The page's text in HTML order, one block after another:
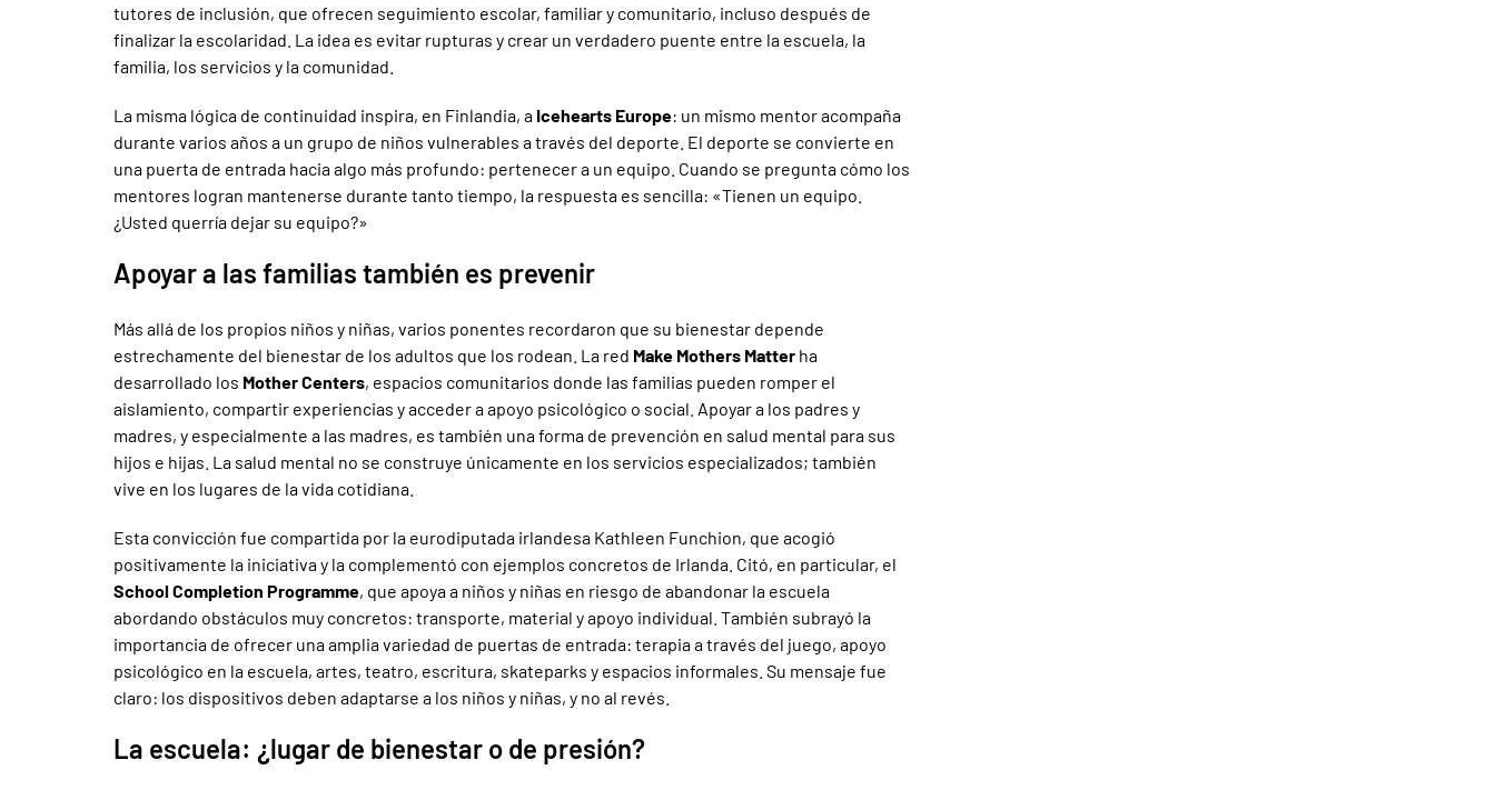
tutores de inclusión, que ofrecen seguimiento escolar, familiar y comunitario, incluso después de
finalizar la escolaridad. La idea es evitar rupturas y crear un verdadero puente entre la escuela, la
familia, los servicios y la comunidad.
La misma lógica de continuidad inspira, en Finlandia, a Icehearts Europe: un mismo mentor acompaña
durante varios años a un grupo de niños vulnerables a través del deporte. El deporte se convierte en
una puerta de entrada hacia algo más profundo: pertenecer a un equipo. Cuando se pregunta cómo los
mentores logran mantenerse durante tanto tiempo, la respuesta es sencilla: «Tienen un equipo.
¿Usted querría dejar su equipo?»
Apoyar a las familias también es prevenir
Más allá de los propios niños y niñas, varios ponentes recordaron que su bienestar depende
estrechamente del bienestar de los adultos que los rodean. La red Make Mothers Matterha
desarrollado los Mother Centers, espacios comunitarios donde las familias pueden romper el
aislamiento, compartir experiencias y acceder a apoyo psicológico o social. Apoyar a los padres y
madres, y especialmente a las madres, es también una forma de prevención en salud mental para sus
hijos e hijas. La salud mental no se construye únicamente en los servicios especializados; también
vive en los lugares de la vida cotidiana.
Esta convicción fue compartida por la eurodiputada irlandesa Kathleen Funchion, que acogió
positivamente la iniciativa y la complementó con ejemplos concretos de Irlanda. Citó, en particular, el
School Completion Programme, que apoya a niños y niñas en riesgo de abandonar la escuela
abordando obstáculos muy concretos: transporte, material y apoyo individual. También subrayó la
importancia de ofrecer una amplia variedad de puertas de entrada: terapia a través del juego, apoyo
psicológico en la escuela, artes, teatro, escritura, skateparks y espacios informales. Su mensaje fue
claro: los dispositivos deben adaptarse a los niños y niñas, y no al revés.
La escuela: ¿lugar de bienestar o de presión?